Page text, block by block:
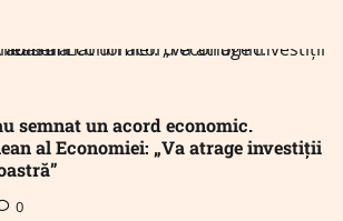
semnat un acord economic.
al Economiei: „Va atrage investiţii
0